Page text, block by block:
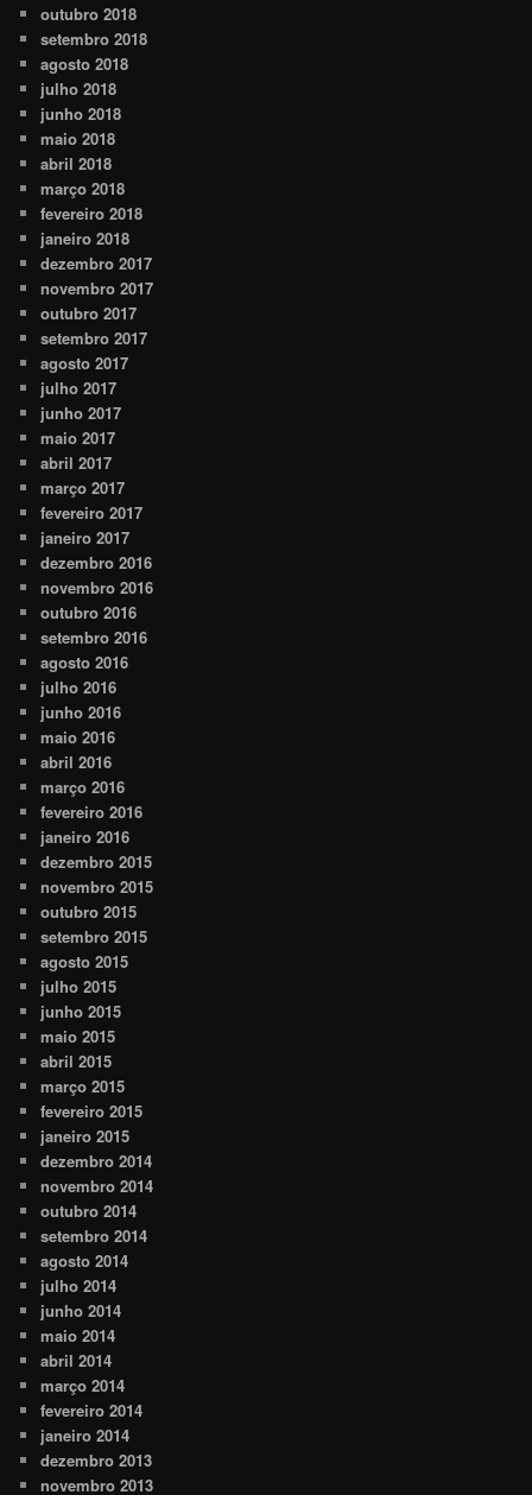
outubro 2018
setembro 2018
agosto 2018
julho 2018
junho 2018
maio 2018
abril 2018
março 2018
fevereiro 2018
janeiro 2018
dezembro 2017
novembro 2017
outubro 2017
setembro 2017
agosto 2017
julho 2017
junho 2017
maio 2017
abril 2017
março 2017
fevereiro 2017
janeiro 2017
dezembro 2016
novembro 2016
outubro 2016
setembro 2016
agosto 2016
julho 2016
junho 2016
maio 2016
abril 2016
março 2016
fevereiro 2016
janeiro 2016
dezembro 2015
novembro 2015
outubro 2015
setembro 2015
agosto 2015
julho 2015
junho 2015
maio 2015
abril 2015
março 2015
fevereiro 2015
janeiro 2015
dezembro 2014
novembro 2014
outubro 2014
setembro 2014
agosto 2014
julho 2014
junho 2014
maio 2014
abril 2014
março 2014
fevereiro 2014
janeiro 2014
dezembro 2013
novembro 2013